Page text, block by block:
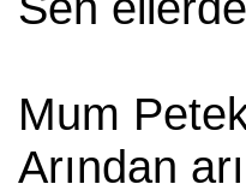
Mum
Arından